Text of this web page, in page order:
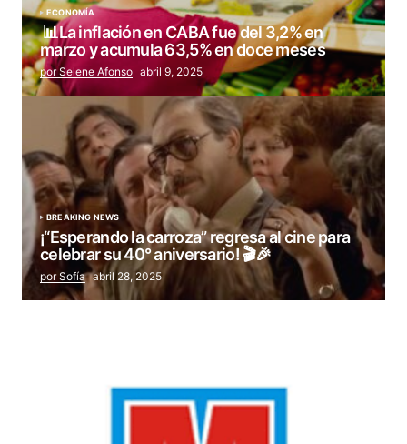
ECONOMÍA
📊La inflación en CABA fue del 3,2% en
marzo y acumula 63,5% en doce meses
por Selene Afonso abril 9, 2025
BREAKING NEWS
¡“Esperando la carroza” regresa al cine para
celebrar su 40° aniversario! 🎬🎉
por Sofía abril 28, 2025